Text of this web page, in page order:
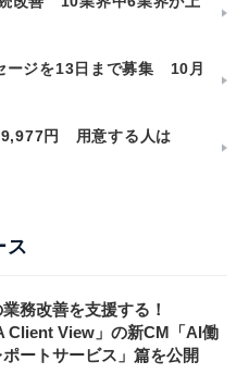
ージを13日まで募集 10月
9,977円 用意する人は
ス
務改善を支援する！
Client View」の新CM「AI働
ートサービス」篇を公開